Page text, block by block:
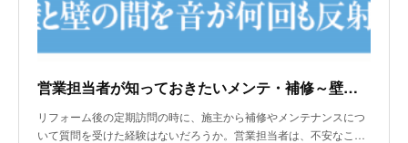
営業担当者が知っておきたいメンテ・補修～壁下地～
リフォーム後の定期訪問の時に、施主から補修やメンテナンスにつ
いて質問を受けた経験はないだろうか。営業担当者は、不安なこ…